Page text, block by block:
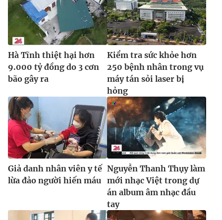
Hà Tĩnh thiệt hại hơn
9.000 tỷ đồng do 3 cơn
bão gây ra
Kiểm tra sức khỏe hơn
250 bệnh nhân trong vụ
máy tán sỏi laser bị
hỏng
Giả danh nhân viên y tế
lừa đảo người hiến máu
Nguyễn Thanh Thụy làm
mới nhạc Việt trong dự
án album âm nhạc đầu
tay